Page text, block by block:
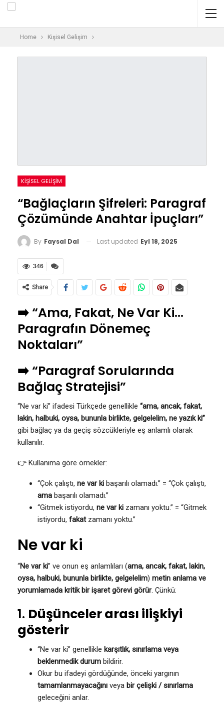
Home Kişisel Gelişim
KIŞISEL GELIŞIM
“Bağlaçların Şifreleri: Paragraf
Çözümünde Anahtar İpuçları”
By Faysal Dal Last updated Eyl 18, 2025
346
Share
➡️ “Ama, Fakat, Ne Var Ki…
Paragrafın Dönemeç
Noktaları”
➡️ “Paragraf Sorularında
Bağlaç Stratejisi”
“Ne var ki” ifadesi Türkçede genellikle “ama, ancak, fakat,
lakin, halbuki, oysa, bununla birlikte, gelgelelim, ne yazık ki”
gibi bağlaç ya da geçiş sözcükleriyle eş anlamlı olarak
kullanılır.
👉 Kullanıma göre örnekler:
“Çok çalıştı, ne var ki başarılı olamadı.” = “Çok çalıştı,
ama başarılı olamadı.”
“Gitmek istiyordu, ne var ki zamanı yoktu.” = “Gitmek
istiyordu, fakatzamanı yoktu.”
Ne var ki
“Ne var ki” ve onun eş anlamlıları (ama, ancak, fakat, lakin,
oysa, halbuki, bununla birlikte, gelgelelim) metin anlama ve
yorumlamada kritik bir işaret görevi görür. Çünkü:
1. Düşünceler arası ilişkiyi
gösterir
“Ne var ki” genellikle karşıtlık, sınırlama veya
beklenmedik durum bildirir.
Okur bu ifadeyi gördüğünde, önceki yargının
tamamlanmayacağını veya bir çelişki / sınırlama
geleceğini anlar.